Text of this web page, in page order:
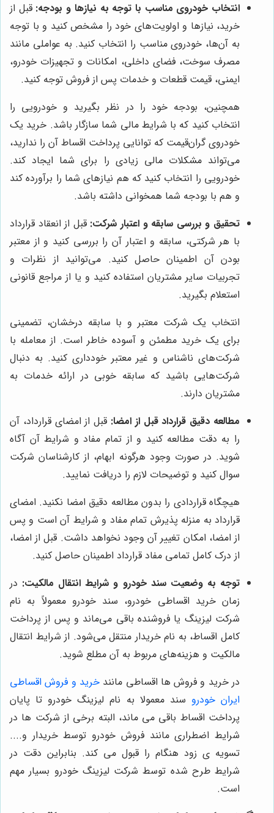
انتخاب خودروی مناسب با توجه به نیازها و بودجه: قبل از
خرید، نیازها و اولویت‌های خود را مشخص کنید و با توجه
به آن‌ها، خودروی مناسب را انتخاب کنید. به عواملی مانند
مصرف سوخت، فضای داخلی، امکانات و تجهیزات خودرو،
ایمنی، قیمت قطعات و خدمات پس از فروش توجه کنید.
همچنین، بودجه خود را در نظر بگیرید و خودرویی را
انتخاب کنید که با شرایط مالی شما سازگار باشد. خرید یک
خودروی گران‌قیمت که توانایی پرداخت اقساط آن را ندارید،
می‌تواند مشکلات مالی زیادی را برای شما ایجاد کند.
خودرویی را انتخاب کنید که هم نیازهای شما را برآورده کند
و هم با بودجه شما همخوانی داشته باشد.
تحقیق و بررسی سابقه و اعتبار شرکت: قبل از انعقاد قرارداد
با هر شرکتی، سابقه و اعتبار آن را بررسی کنید و از معتبر
بودن آن اطمینان حاصل کنید. می‌توانید از نظرات و
تجربیات سایر مشتریان استفاده کنید و یا از مراجع قانونی
استعلام بگیرید.
انتخاب یک شرکت معتبر و با سابقه درخشان، تضمینی
برای یک خرید مطمئن و آسوده خاطر است. از معامله با
شرکت‌های ناشناس و غیر معتبر خودداری کنید. به دنبال
شرکت‌هایی باشید که سابقه خوبی در ارائه خدمات به
مشتریان دارند.
مطالعه دقیق قرارداد قبل از امضا: قبل از امضای قرارداد، آن
را به دقت مطالعه کنید و از تمام مفاد و شرایط آن آگاه
شوید. در صورت وجود هرگونه ابهام، از کارشناسان شرکت
سوال کنید و توضیحات لازم را دریافت نمایید.
هیچگاه قراردادی را بدون مطالعه دقیق امضا نکنید. امضای
قرارداد به منزله پذیرش تمام مفاد و شرایط آن است و پس
از امضا، امکان تغییر آن وجود نخواهد داشت. قبل از امضا،
از درک کامل تمامی مفاد قرارداد اطمینان حاصل کنید.
توجه به وضعیت سند خودرو و شرایط انتقال مالکیت: در
زمان خرید اقساطی خودرو، سند خودرو معمولاً به نام
شرکت لیزینگ یا فروشنده باقی می‌ماند و پس از پرداخت
کامل اقساط، به نام خریدار منتقل می‌شود. از شرایط انتقال
مالکیت و هزینه‌های مربوط به آن مطلع شوید.
در خرید و فروش ها اقساطی مانندخرید و فروش اقساطی
ایران خودرو سند معمولا به نام لیزینگ خودرو تا پایان
پرداخت اقساط باقی می ماند، البته برخی از شرکت ها در
شرایط اضطراری مانند فروش خودرو توسط خریدار و....
تسویه ی زود هنگام را قبول می کند. بنابراین دقت در
شرایط طرح شده توسط شرکت لیزینگ خودرو بسیار مهم
است.